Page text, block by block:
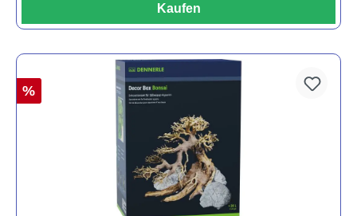
Kaufen
%